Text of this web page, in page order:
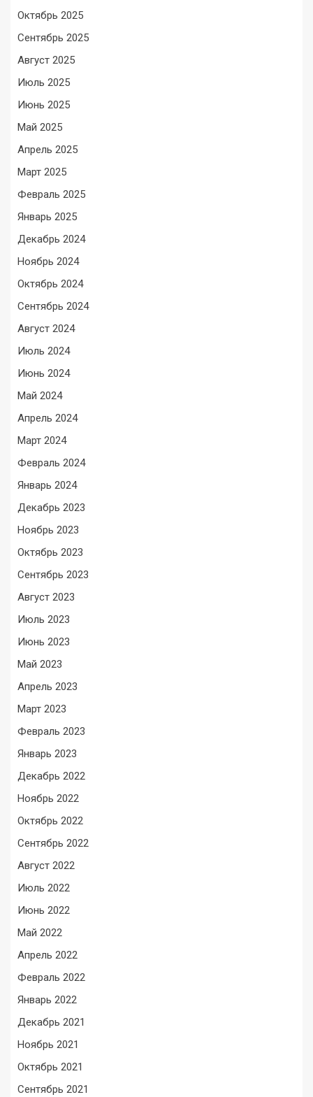
Октябрь 2025
Сентябрь 2025
Август 2025
Июль 2025
Июнь 2025
Май 2025
Апрель 2025
Март 2025
Февраль 2025
Январь 2025
Декабрь 2024
Ноябрь 2024
Октябрь 2024
Сентябрь 2024
Август 2024
Июль 2024
Июнь 2024
Май 2024
Апрель 2024
Март 2024
Февраль 2024
Январь 2024
Декабрь 2023
Ноябрь 2023
Октябрь 2023
Сентябрь 2023
Август 2023
Июль 2023
Июнь 2023
Май 2023
Апрель 2023
Март 2023
Февраль 2023
Январь 2023
Декабрь 2022
Ноябрь 2022
Октябрь 2022
Сентябрь 2022
Август 2022
Июль 2022
Июнь 2022
Май 2022
Апрель 2022
Февраль 2022
Январь 2022
Декабрь 2021
Ноябрь 2021
Октябрь 2021
Сентябрь 2021